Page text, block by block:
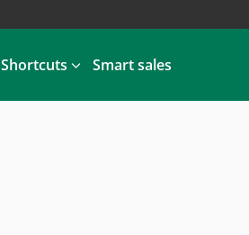
Shortcuts Smart sales